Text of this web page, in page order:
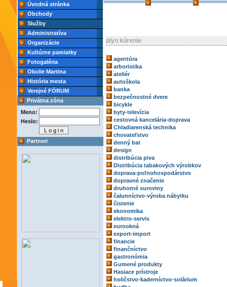
Úvodná stránka
Obchody
Služby
Administratíva
Organizácie
Kultúrne pamiatky
Fotogaléria
Okolie Martina
História mesta
Verejné FÓRUM
Privátna zóna
Meno:
Heslo:
Partneri
plyn kúrenie
agentúra
arboristika
ateliér
autoškola
banka
bezpečnostné dvere
bicykle
byty-televízia
cestovná kancelária-doprava
Chladiarenská technika
chovateľstvo
denný bar
design
distribúcia piva
Distribúcia tabakových výrobkov
doprava-poľnohospodárstvo
dopravné značenie
druhotné suroviny
čalunníctvo-výroba nábytku
čistenie
ekonomika
elektro-servis
eurookná
export-import
financie
finančníctvo
gastronómia
Gumené produkty
Hasiace prístroje
holičstvo-kaderníctvo-solárium